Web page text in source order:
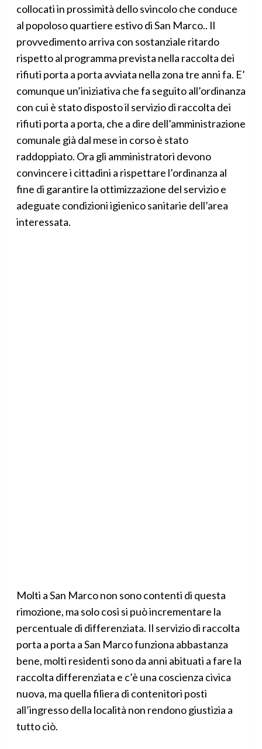
collocati in prossimità dello svincolo che conduce
al popoloso quartiere estivo di San Marco.. Il
provvedimento arriva con sostanziale ritardo
rispetto al programma prevista nella raccolta dei
rifiuti porta a porta avviata nella zona tre anni fa. E’
comunque un’iniziativa che fa seguito all’ordinanza
con cui è stato disposto il servizio di raccolta dei
rifiuti porta a porta, che a dire dell’amministrazione
comunale già dal mese in corso è stato
raddoppiato. Ora gli amministratori devono
convincere i cittadini a rispettare l’ordinanza al
fine di garantire la ottimizzazione del servizio e
adeguate condizioni igienico sanitarie dell’area
interessata.
Molti a San Marco non sono contenti di questa
rimozione, ma solo così si può incrementare la
percentuale di differenziata. Il servizio di raccolta
porta a porta a San Marco funziona abbastanza
bene, molti residenti sono da anni abituati a fare la
raccolta differenziata e c’è una coscienza civica
nuova, ma quella filiera di contenitori posti
all’ingresso della località non rendono giustizia a
tutto ciò.